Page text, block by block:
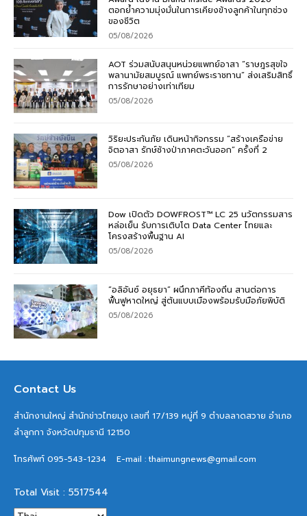
ตอกย้ำความมุ่งมั่นในการเคียงข้างลูกค้าในทุกช่วง
ของชีวิต
05/08/2026
AOT ร่วมสนับสนุนหน่วยแพทย์อาสา “ราษฎรสุขใจ
พลานามัยสมบูรณ์ แพทย์พระราชทาน” ส่งเสริมสิทธิ์
การรักษาอย่างเท่าเทียม
05/08/2026
วิริยะประกันภัย เดินหน้ากิจกรรม “สร้างเครือข่าย
จิตอาสา รักษ์ช้างป่าภาคตะวันออก” ครั้งที่ 2
05/08/2026
Dow เปิดตัว DOWFROST™ LC 25 นวัตกรรมสาร
หล่อเย็น รับการเติบโต Data Center ไทยและ
โครงสร้างพื้นฐาน AI
05/08/2026
“อลิอันซ์ อยุธยา” ผนึกภาคีท้องถิ่น สานต่อการ
ฟื้นฟูหาดใหญ่ สู่ต้นแบบเมืองพร้อมรับมือภัยพิบัติ
05/08/2026
Contact Us
สำนักงานใหญ่ สำนักข่าวไทยมุง เลขที่ 17/139 หมู่ที่ 9 ตำบลลาดสวาย อำเภอ
ลำลูกกา จังหวัดปทุมธานี 12150
โทรศัพท์ 095-543-1234 E-mail : thaimungnews@gmail.com
Total Visit : 5517544